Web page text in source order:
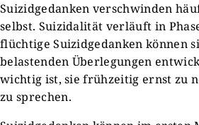
Suizidgedanken verschwinden
selbst. Suizidalität verläuft in
flüchtige Suizidgedanken können
belastenden Überlegungen
wichtig ist, sie frühzeitig ernst zu
zu sprechen.